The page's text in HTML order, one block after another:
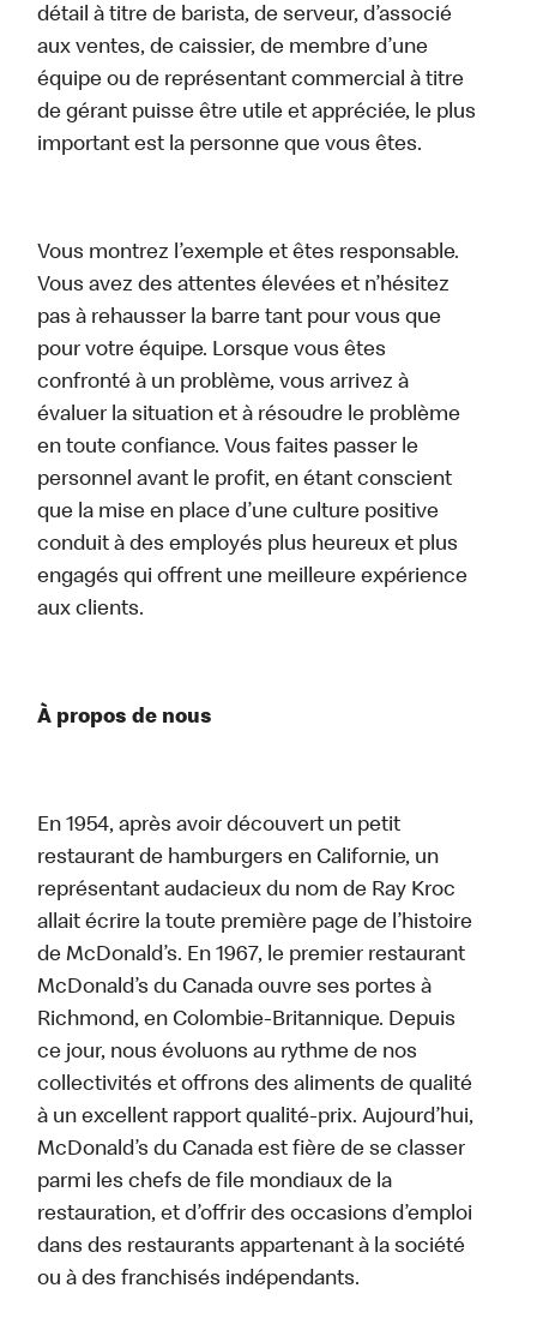
détail à titre de barista, de serveur, d’associé
aux ventes, de caissier, de membre d’une
équipe ou de représentant commercial à titre
de gérant puisse être utile et appréciée, le plus
important est la personne que vous êtes.
Vous montrez l’exemple et êtes responsable.
Vous avez des attentes élevées et n’hésitez
pas à rehausser la barre tant pour vous que
pour votre équipe. Lorsque vous êtes
confronté à un problème, vous arrivez à
évaluer la situation et à résoudre le problème
en toute confiance. Vous faites passer le
personnel avant le profit, en étant conscient
que la mise en place d’une culture positive
conduit à des employés plus heureux et plus
engagés qui offrent une meilleure expérience
aux clients.
À propos de nous
En 1954, après avoir découvert un petit
restaurant de hamburgers en Californie, un
représentant audacieux du nom de Ray Kroc
allait écrire la toute première page de l’histoire
de McDonald’s. En 1967, le premier restaurant
McDonald’s du Canada ouvre ses portes à
Richmond, en Colombie-Britannique. Depuis
ce jour, nous évoluons au rythme de nos
collectivités et offrons des aliments de qualité
à un excellent rapport qualité-prix. Aujourd’hui,
McDonald’s du Canada est fière de se classer
parmi les chefs de file mondiaux de la
restauration, et d’offrir des occasions d’emploi
dans des restaurants appartenant à la société
ou à des franchisés indépendants.